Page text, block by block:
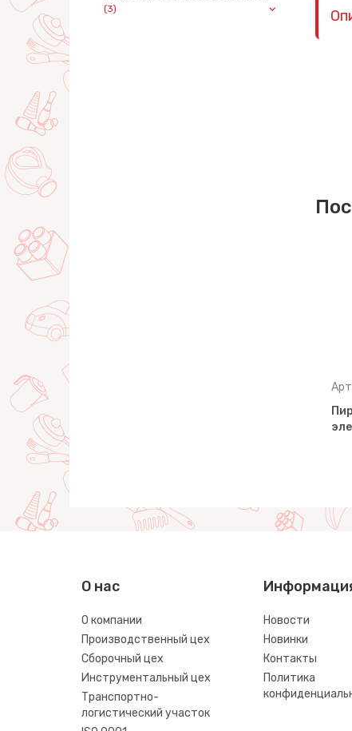
(3)
О нас
О компании
Производственный цех
Сборочный цех
Инструментальный цех
Транспортно-
логистический участок
Новости
Новинки
Контакты
Политика